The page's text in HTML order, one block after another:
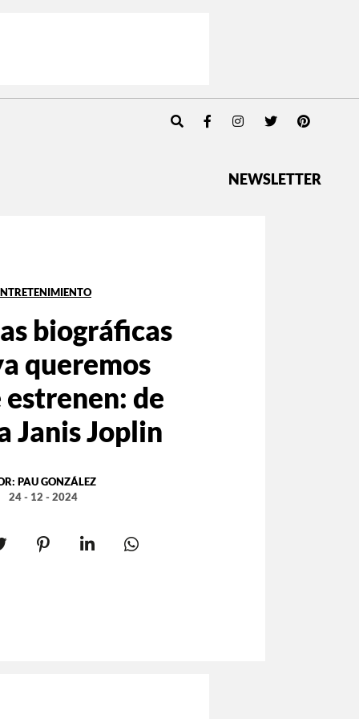
NEWSLETTER
biográficas
queremos
estrenen: de
Janis Joplin
PAU GONZÁLEZ
24 - 12 - 2024